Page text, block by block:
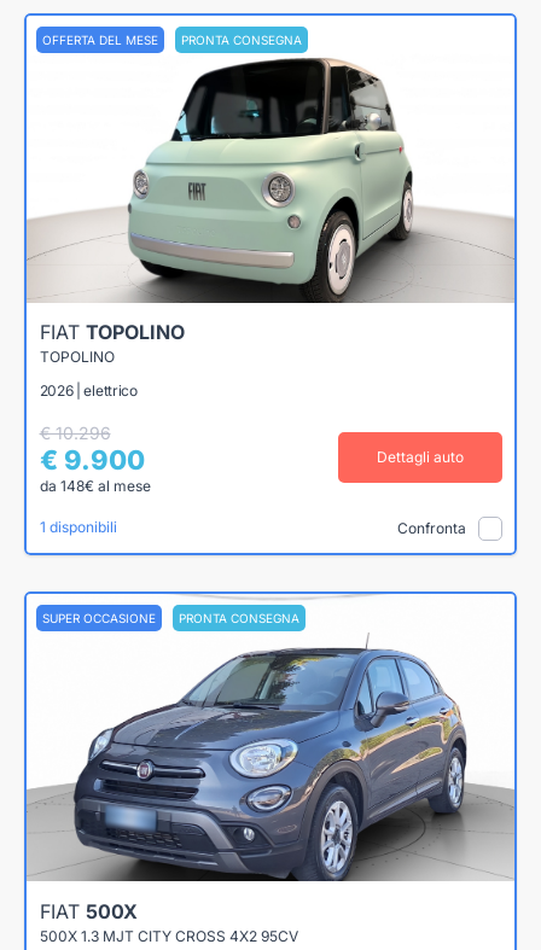
OFFERTA DEL MESE PRONTA CONSEGNA
FIAT TOPOLINO
TOPOLINO
2026 | elettrico
€ 10.296
€ 9.900
da 148€ al mese
Dettagli auto
1 disponibili Confronta
SUPER OCCASIONE PRONTA CONSEGNA
FIAT 500X
500X 1.3 MJT CITY CROSS 4X2 95CV